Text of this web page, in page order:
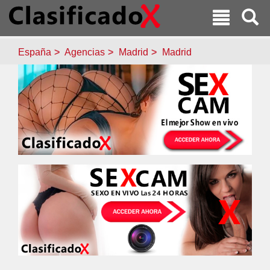
España Agencias Madrid Madrid